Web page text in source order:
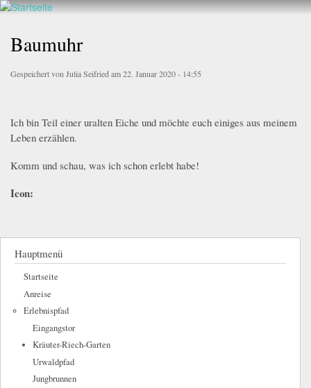
Direkt
Walderlebnis
e.V.
Baumuhr
Gespeichert von Julia Seifried am 22. Januar 2020 - 14:55
Ich bin Teil einer uralten Eiche und möchte euch einiges aus meinem
Leben erzählen.
Komm und schau, was ich schon erlebt habe!
Icon:
Hauptmenü
Startseite
Anreise
Erlebnispfad
Eingangstor
Kräuter-Riech-Garten
Urwaldpfad
Jungbrunnen